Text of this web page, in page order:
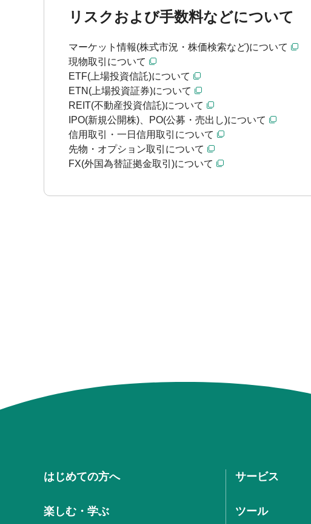
リスクおよび手数料などについて
マーケット情報(株式市況・株価検索など)について
現物取引について
ETF(上場投資信託)について
ETN(上場投資証券)について
REIT(不動産投資信託)について
IPO(新規公開株)、PO(公募・売出し)について
信用取引・一日信用取引について
先物・オプション取引について
FX(外国為替証拠金取引)について
はじめての方へ
楽しむ・学ぶ
サービス
ツール